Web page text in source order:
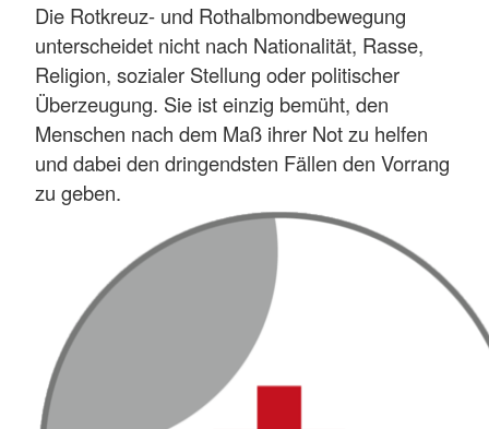
Die Rotkreuz- und Rothalbmondbewegung
unterscheidet nicht nach Nationalität, Rasse,
Religion, sozialer Stellung oder politischer
Überzeugung. Sie ist einzig bemüht, den
Menschen nach dem Maß ihrer Not zu helfen
und dabei den dringendsten Fällen den Vorrang
zu geben.